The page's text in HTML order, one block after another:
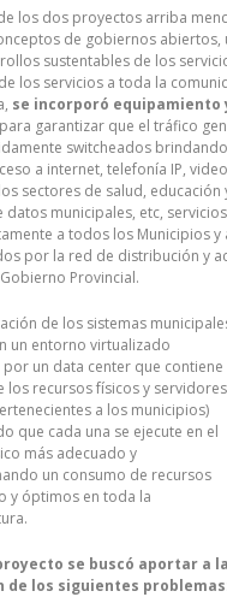
los dos proyectos arriba
de gobiernos abiertos,
sustentables de los
los servicios a toda la
se incorporó equipamiento
para garantizar que el tráfico
switcheados
a internet, telefonía IP,
sectores de salud, educación
municipales, etc,
a todos los Municipios y
por la red de distribución y
Provincial.
de los sistemas
un entorno virtualizado
un data center que contiene
los recursos físicos y servidores
a los municipios)
que cada una se ejecute en el
más adecuado y
un consumo de recursos
y óptimos en toda la
se buscó aportar a la
de los siguientes